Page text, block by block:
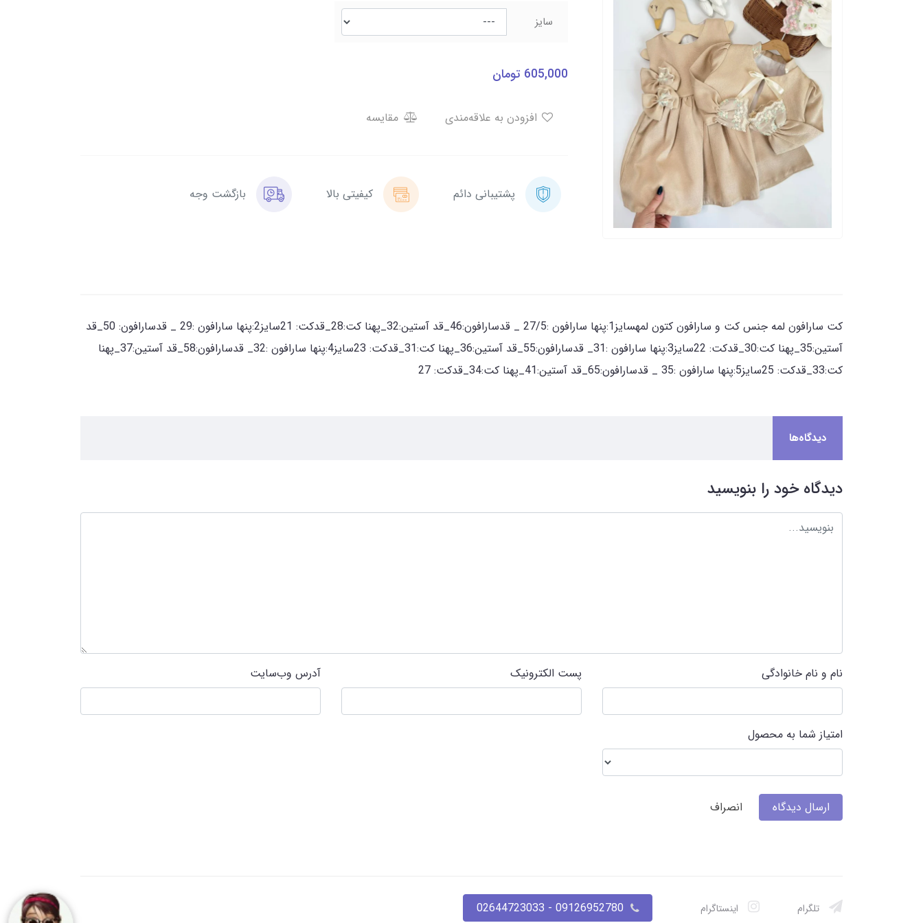
سایز
605,000 تومان
مقایسه
پشتیبانی دائم کیفیتی بالا بازگشت وجه
کت سارافون لمه جنس کت و سارافون کتون لمهسایز1:پنها سارافون :27/5 _ قدسارافون:46_قد آستین:32_پهنا کت:28_قدکت: 21سایز2:پنها سارافون :29 _ قدسارافون: 50_قد
آستین:35_پهنا کت:30_قدکت: 22سایز3:پنها سارافون :31_ قدسارافون:55_قد آستین:36_پهنا کت:31_قدکت: 23سایز4:پنها سارافون :32_ قدسارافون:58_قد آستین:37_پهنا
کت:33_قدکت: 25سایز5:پنها سارافون :35 _ قدسارافون:65_قد آستین:41_پهنا کت:34_قدکت: 27
دیدگاه‌ها
دیدگاه خود را بنویسید
نام و نام خانوادگی پست الکترونیک آدرس وب‌سایت
امتیاز شما به محصول
ارسال دیدگاه انصراف
تلگرام اینستاگرام 09126952780 - 02644723033